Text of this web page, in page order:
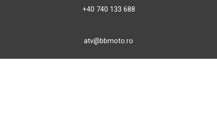
+40 740 133 688
atv@bbmoto.ro